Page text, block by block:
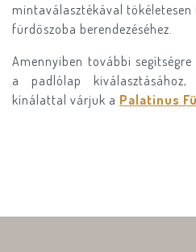
mintaválasztékával tökéletesen
fürdőszoba berendezéséhez.
Amennyiben további
a padlólap
kínálattal várjuk a Palatinus